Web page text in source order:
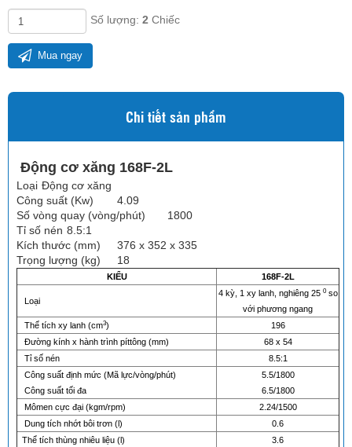
Số lượng: 2 Chiếc
Mua ngay
Chi tiết sản phẩm
Động cơ xăng 168F-2L
Loại Động cơ xăng
Công suất (Kw)
4.09
Số vòng quay (vòng/phút)
1800
Tỉ số nén 8.5:1
Kích thước (mm)
376 x 352 x 335
Trọng lượng (kg)
18
KIỂU 168F-2L
Loại
4 kỳ, 1 xy lanh, nghiêng 25 0so
với phương ngang
Thể tích xy lanh (cm3)
196
Đường kính x hành trình píttông (mm)
68 x 54
Tỉ số nén
8.5:1
Công suất định mức (Mã lực/vòng/phút)
Công suất tối đa
5.5/1800
6.5/1800
Mômen cực đại (kgm/rpm)
2.24/1500
Dung tích nhớt bôi trơn (l)
0.6
Thể tích thùng nhiêu liệu (l)
3.6